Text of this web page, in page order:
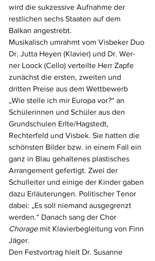
wird die sukzessive Aufnahme der
restlichen sechs Staaten auf dem
Balkan angestrebt.
Musikalisch umrahmt vom Visbeker Duo
Dr. Jutta Heyen (Klavier) und Dr. Wer-
ner Loock (Cello) verteilte Herr Zapfe
zunächst die ersten, zweiten und
dritten Preise aus dem Wettbewerb
„Wie stelle ich mir Europa vor?“ an
Schülerinnen und Schüler aus den
Grundschulen Erlte/Hagstedt,
Rechterfeld und Visbek. Sie hatten die
schönsten Bilder bzw. in einem Fall ein
ganz in Blau gehaltenes plastisches
Arrangement gefertigt. Zwei der
Schulleiter und einige der Kinder gaben
dazu Erläuterungen. Politischer Tenor
dabei: „Es soll niemand ausgegrenzt
werden.“ Danach sang der Chor
Chorage mit Klavierbegleitung von Finn
Jäger.
Den Festvortrag hielt Dr. Susanne